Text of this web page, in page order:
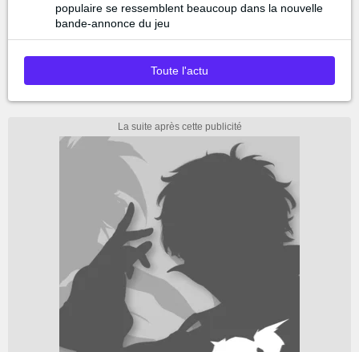
populaire se ressemblent beaucoup dans la nouvelle
bande-annonce du jeu
Toute l'actu